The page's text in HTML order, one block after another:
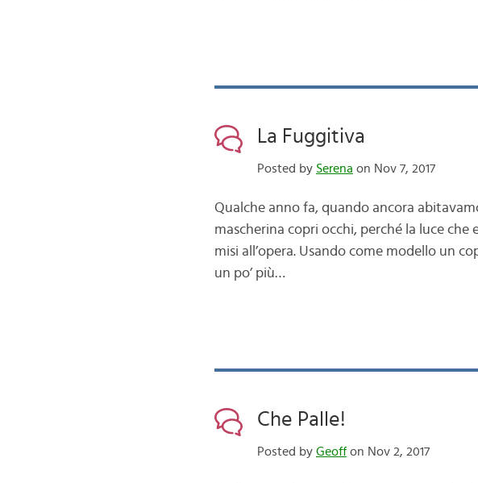
La Fuggitiva
Posted by Serena on Nov 7, 2017
Qualche anno fa, quando ancora
mascherina copri occhi, perché la luce
misi all’opera. Usando come modello un
un po’ più…
Che Palle!
Posted by Geoffon Nov 2, 2017